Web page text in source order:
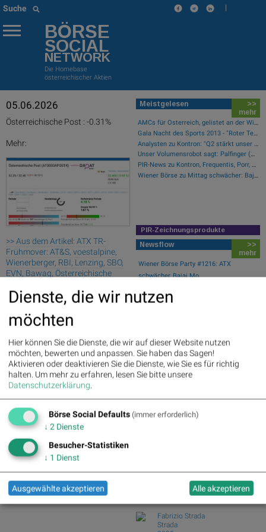
Suche |
BÖRSE
SOCIAL
NETWORK
Die Homebase
österreichischer Aktien
05.06.2026
Österreichische Post : -0.31%
Mehr:
>> Aus dem Artikel: ATX TR-
Frühmover: AT&S, voestalpine,
Wienerberger, RBI, Lenzing, SBO,
EVN, Bawag, Österreichische
Palfinger : 1.32% » Details
voestalpine : 0.23%
CA Immo : 0.21%
DO&CO : 0.00%» Details
Erste Group : -1.19%» Details
Bawag : -1.34%» Details
Strabag : -1.56% » Details
AT&S : -2.23%» Details
Österreichische Post : -4.48%»
Details
Meistgelesen
>>
mehr
AMCs für Österreich, gelistet an der Wiener Börse
Gala Nacht des Sports 2013 - "Roter Teppich"
Analysten zu Kontron: "Q2 stärkt unser Vertrauen in die verbesserte operative Qualität"
Unser Volumensrobot sagt: Palfinger (#gabb Radar)
PIR-News zu Kontron, Frequentis, Porr, BKS, Research zu Erste Group, Verbund (Christine Petzwinkler)
Wiener Börse zu Mittag schwächer: Bajaj Mobility, FACC und Agrana gesucht
PIR-Zeichnungsprodukte
Newsflow
>>
mehr
Wiener Börse Party #1216: ATX
schwächer, Bajaj Mo...
(Depot Kommentar)
zu verstehen...
#gabb Volumensradar: Bajaj Mobility,
Andritz (#ga...
Börse Social Club Board
Machiel Botman
Fabrizio Strada
Strada
Dienste, die wir nutzen
möchten
Hier können Sie die Dienste, die wir auf dieser Website nutzen
möchten, bewerten und anpassen. Sie haben das Sagen!
Aktivieren oder deaktivieren Sie die Dienste, wie Sie es für richtig
halten. Um mehr zu erfahren, lesen Sie bitte unsere
Datenschutzerklärung.
Börse Social Defaults (immer erforderlich)
↓ 2 Dienste
Besucher-Statistiken
↓ 1 Dienst
Ausgewählte akzeptieren Alle akzeptieren